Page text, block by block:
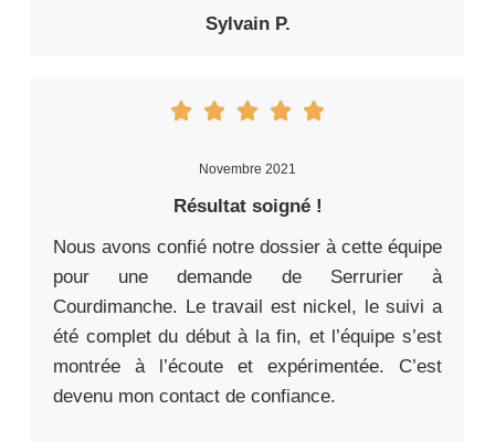
Sylvain P.
Novembre 2021
Résultat soigné !
Nous avons confié notre dossier à cette équipe
pour une demande de Serrurier à
Courdimanche. Le travail est nickel, le suivi a
été complet du début à la fin, et l’équipe s’est
montrée à l’écoute et expérimentée. C’est
devenu mon contact de confiance.